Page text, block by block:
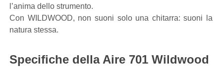
l’anima dello strumento.
Con WILDWOOD, non suoni solo una chitarra: suoni la
natura stessa.
Specifiche della Aire 701 Wildwood